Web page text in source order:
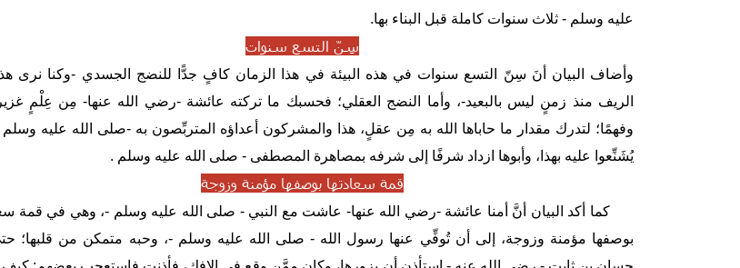
عليه وسلم - ثلاث سنوات كاملة قبل البناء بها.
سِنّ التسع سنوات
وأضاف البيان أنَ سِنّ التسع سنوات في هذه البيئة في هذا الزمان كافٍ جدًّا للنضج الجسدي -وكنا نرى
الريف منذ زمنٍ ليس بالبعيد-، وأما النضج العقلي؛ فحسبك ما تركته عائشة -رضي الله عنها- مِن عِلْمٍ غزير
وفهمًا؛ لتدرك مقدار ما حاباها الله به مِن عقلٍ، هذا والمشركون أعداؤه المتربِّصون به -صلى الله عليه
يُشَنِّعوا عليه بهذا، وأبوها ازداد شرفًا إلى شرفه بمصاهرة المصطفى - صلى الله عليه وسلم .
قمة سعادتها بوصفها مؤمنة وزوجة
كما أكد البيان أنَّ أمنا عائشة -رضي الله عنها- عاشت مع النبي - صلى الله عليه وسلم -، وهي في قمة
بوصفها مؤمنة وزوجة، إلى أن تُوفِّي عنها رسول الله - صلى الله عليه وسلم -، وحبه متمكن من قلبها؛